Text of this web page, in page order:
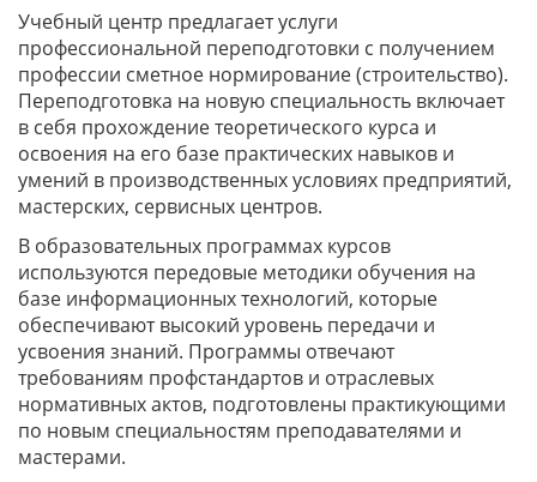
Учебный центр предлагает услуги
профессиональной переподготовки с получением
профессии сметное нормирование (строительство).
Переподготовка на новую специальность включает
в себя прохождение теоретического курса и
освоения на его базе практических навыков и
умений в производственных условиях предприятий,
мастерских, сервисных центров.
В образовательных программах курсов
используются передовые методики обучения на
базе информационных технологий, которые
обеспечивают высокий уровень передачи и
усвоения знаний. Программы отвечают
требованиям профстандартов и отраслевых
нормативных актов, подготовлены практикующими
по новым специальностям преподавателями и
мастерами.